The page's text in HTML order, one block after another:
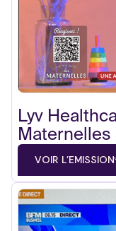
Lyv
Maternelles
VOIR L'EMISSION